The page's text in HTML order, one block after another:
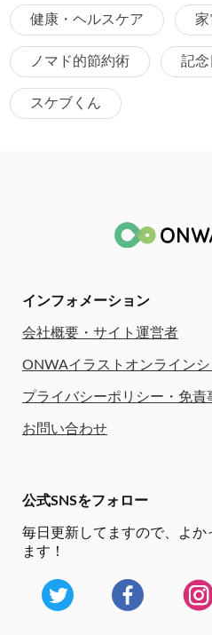
健康・ヘルスケア 家
ノマド的節約術 記念
スケブくん
インフォメーション
会社概要・サイト運営者
ONWAイラストオンライン
プライバシーポリシー・免責
お問い合わせ
公式SNSをフォロー
毎日更新してますので、
よか
ます！